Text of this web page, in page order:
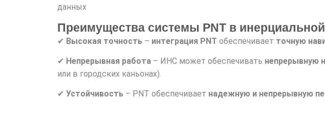
данных
Преимущества системы PNT в
✔ Высокая точность – интеграция PNT обеспечивает точную
✔ Непрерывная работа – ИНС может обеспечивать непрерывную
или в городских каньонах).
✔ Устойчивость – PNT обеспечивает надежную и непрерывную